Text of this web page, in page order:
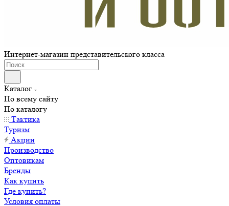
Интернет-магазин представительского класса
Каталог
По всему сайту
По каталогу
Тактика
Туризм
Акции
Производство
Оптовикам
Бренды
Как купить
Где купить?
Условия оплаты